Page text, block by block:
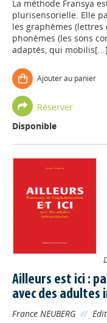
La méthode Fransya
plurisensorielle. Elle
les graphèmes (lettres
phonèmes (les sons
adaptés, qui mobilis[...]
Ajouter au panier
Réserver
Disponible
Ailleurs est ici :
avec des adultes
France NEUBERG //